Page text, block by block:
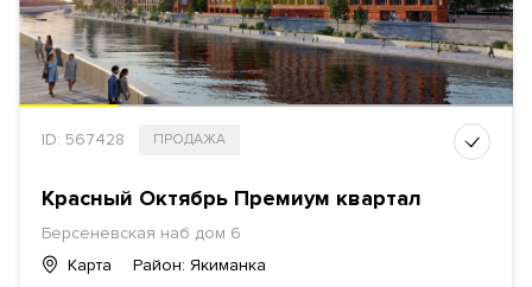
ID: 567428 ПРОДАЖА
Красный Октябрь Премиум квартал
Берсеневская наб дом 6
Карта
Район: Якиманка